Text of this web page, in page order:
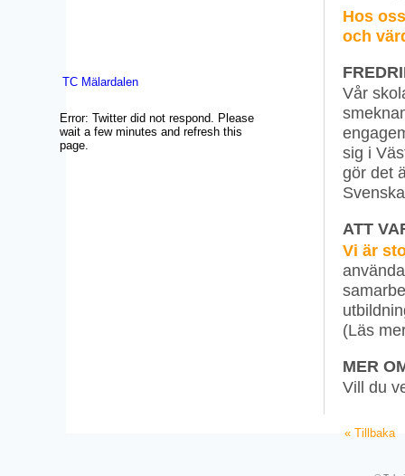
Hos
och
Vår
sig i
gör det
ATT
Vi är
(Läs
MER
Vill du
« Tillbaka
TC Mälardalen
Error: Twitter did not respond. Please
wait a few minutes and refresh this
page.